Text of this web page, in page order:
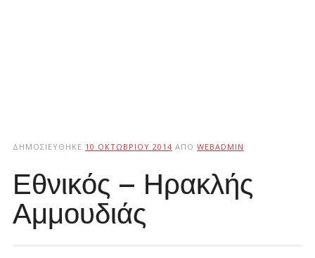
ΔΗΜΟΣΙΕΎΘΗΚΕ 10 ΟΚΤΩΒΡΊΟΥ 2014 ΑΠΌ WEBADMIN
Εθνικός – Ηρακλής
Αμμουδιάς